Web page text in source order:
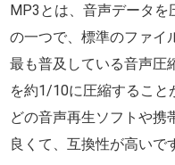
MP3とは、音声データ
の一つで、標準のファイ
最も普及している音声圧
を約1/10に圧縮すること
どの音声再生ソフトや携
良くて、互換性が高いで